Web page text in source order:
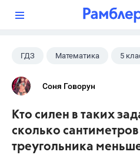
ГДЗ Математика 5
Виленкин Н.Я.
Соня Говорун
Кто силен в таких
сколько
треугольника